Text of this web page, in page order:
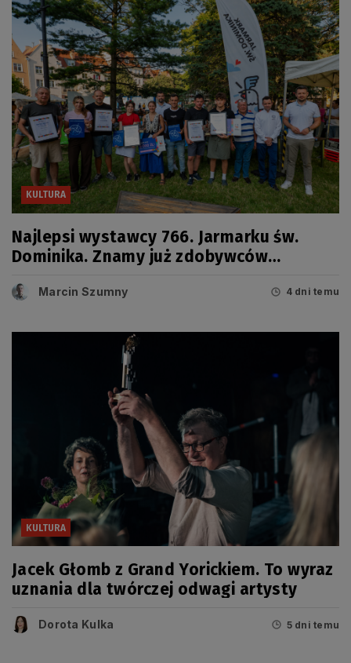
KULTURA
Najlepsi wystawcy 766. Jarmarku św.
Dominika. Znamy już zdobywców
Marcin Szumny 4 dni temu
KULTURA
Jacek Głomb z Grand Yorickiem. To wyraz
uznania dla twórczej odwagi artysty
Dorota Kulka 5 dni temu